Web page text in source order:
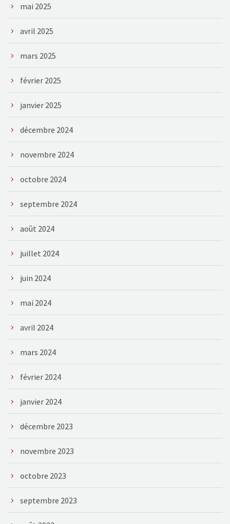
mai 2025
avril 2025
mars 2025
février 2025
janvier 2025
décembre 2024
novembre 2024
octobre 2024
septembre 2024
août 2024
juillet 2024
juin 2024
mai 2024
avril 2024
mars 2024
février 2024
janvier 2024
décembre 2023
novembre 2023
octobre 2023
septembre 2023